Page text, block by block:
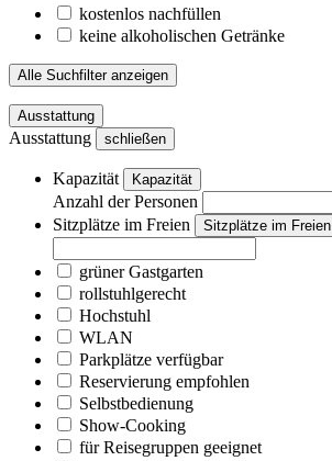
kostenlos nachfüllen
keine alkoholischen Getränke
Alle Suchfilter anzeigen
Ausstattung
Ausstattung schließen
Kapazität Kapazität
Anzahl der Personen
Sitzplätze im Freien
Sitzplätze im Freien
grüner Gastgarten
rollstuhlgerecht
Hochstuhl
WLAN
Parkplätze verfügbar
Reservierung empfohlen
Selbstbedienung
Show-Cooking
für Reisegruppen geeignet